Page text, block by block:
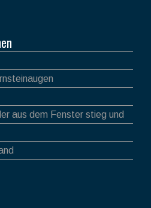
aus dem Fenster stieg und